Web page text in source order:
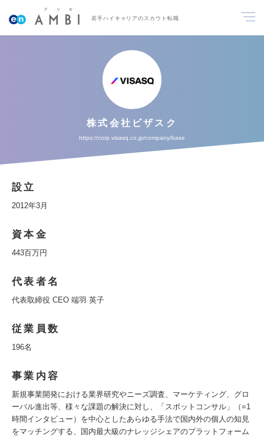
若手ハイキャリアのスカウト転職
株式会社ビザスク
https://corp.visasq.co.jp/company/base
設立
2012年3月
資本金
443百万円
代表者名
代表取締役 CEO 端羽 英子
従業員数
196名
事業内容
新規事業開発における業界研究やニーズ調査、マーケティング、グロ
ーバル進出等、様々な課題の解決に対し、「スポットコンサル」（=1
時間インタビュー）を中心としたあらゆる手法で国内外の個人の知見
をマッチングする、国内最大級のナレッジシェアのプラットフォーム